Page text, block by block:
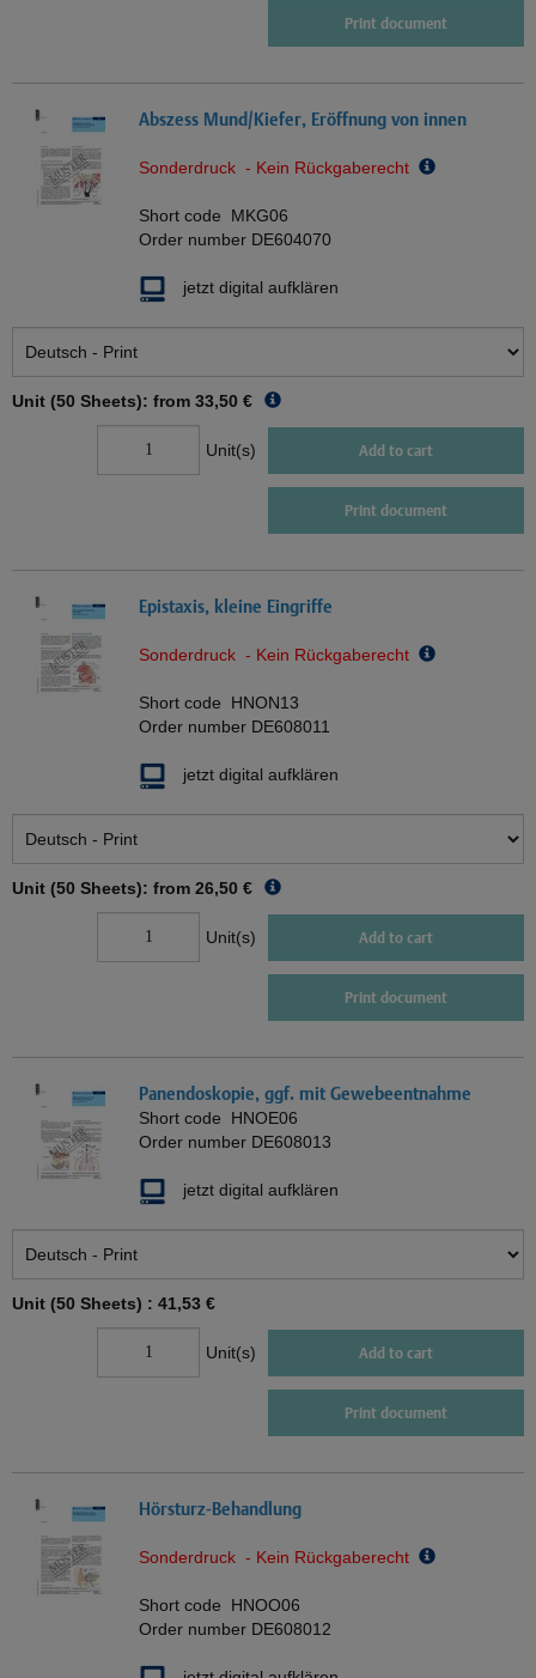
Print document
Abszess Mund/Kiefer, Eröffnung von innen
Sonderdruck - Kein Rückgaberecht
Short code MKG06
Order number DE604070
jetzt digital aufklären
Unit (50 Sheets): from 33,50 €
Unit(s) Add to cart
Print document
Epistaxis, kleine Eingriffe
Sonderdruck - Kein Rückgaberecht
Short code HNON13
Order number DE608011
jetzt digital aufklären
Unit (50 Sheets): from 26,50 €
Unit(s) Add to cart
Print document
Panendoskopie, ggf. mit Gewebeentnahme
Short code HNOE06
Order number DE608013
jetzt digital aufklären
Unit (50 Sheets) : 41,53 €
Unit(s) Add to cart
Print document
Hörsturz-Behandlung
Sonderdruck - Kein Rückgaberecht
Short code HNOO06
Order number DE608012